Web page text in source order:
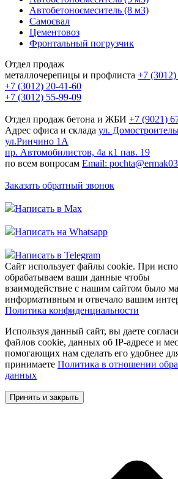
Автобетоносмеситель (8 м3)
Самосвал
Цементовоз
Фронтальный погрузчик
Отдел продаж
металлочерепицы и профлиста +7
+7 (3012) 20-41-60
+7 (3012) 55-99-09
Отдел продаж бетона и ЖБИ +7 (9021)
Адрес офиса и склада ул.
ул.Ринчино 1А
пр. Автомобилистов, 4а к1 пав. 19
по всем вопросам Email:
Заказать обратный звонок
Написать в Max
Написать на Whatsapp
Написать в Telegram
Сайт использует файлы cookie. При
обрабатываем ваши данные чтобы
взаимодействие с нашим сайтом было
информативным и отвечало вашим
Политика конфиденциальности
Используя данный сайт, вы даете
файлов cookie, данных об IP-адресе и
помогающих нам сделать его удобнее
принимаете Политика в отношении
данных
Принять и закрыть